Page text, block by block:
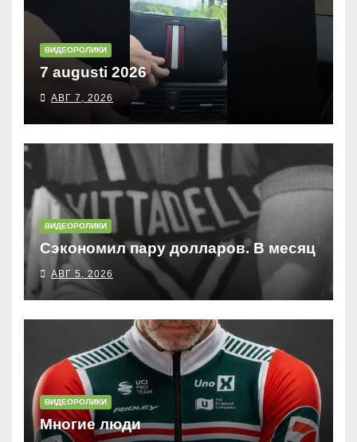
ВИДЕОРОЛИКИ
7 augusti 2026
АВГ 7, 2026
ВИДЕОРОЛИКИ
Сэкономил пару долларов. В месяц
АВГ 5, 2026
ВИДЕОРОЛИКИ
Многие люди